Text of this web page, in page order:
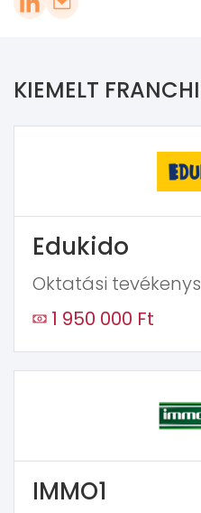
KIEMELT
Edukido
Oktatási
1 950 000 Ft
IMMO1